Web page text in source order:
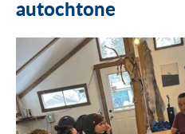
autochtone